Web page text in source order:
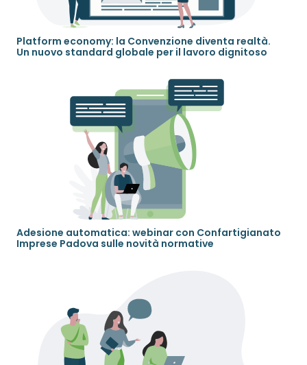
Platform economy: la Convenzione diventa realtà.
Un nuovo standard globale per il lavoro dignitoso
Adesione automatica: webinar con Confartigianato
Imprese Padova sulle novità normative